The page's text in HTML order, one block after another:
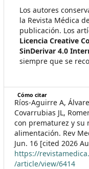
Los autores
la Revista Médica
publicación. Los
Licencia Creative
SinDerivar 4.0
siempre que se
Cómo citar
Ríos-Aguirre A,
Covarrubias JL,
con prematurez y su
alimentación. Rev
Jun. 16 [cited 2026
https://
/article/view/6414